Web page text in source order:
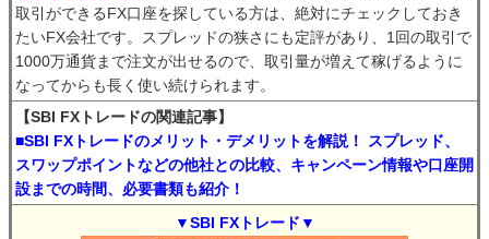
取引ができるFX口座を探している方は、絶対にチェックしておき
たいFX会社です。スプレッドの狭さにも定評があり、1回の取引で
1000万通貨まで注文が出せるので、取引量が増えて稼げるように
なってからも長く使い続けられます。
【SBI FXトレードの関連記事】
■SBI FXトレードのメリット・デメリットを解説！ スプレッド、
スワップポイントなどの他社との比較、キャンペーン情報や口座開
設までの時間、必要書類も紹介！
▼SBI FXトレード▼